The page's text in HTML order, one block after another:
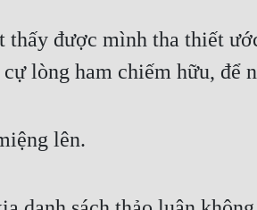
thấy được mình tha thiết
cự lòng ham chiếm hữu,
lên.